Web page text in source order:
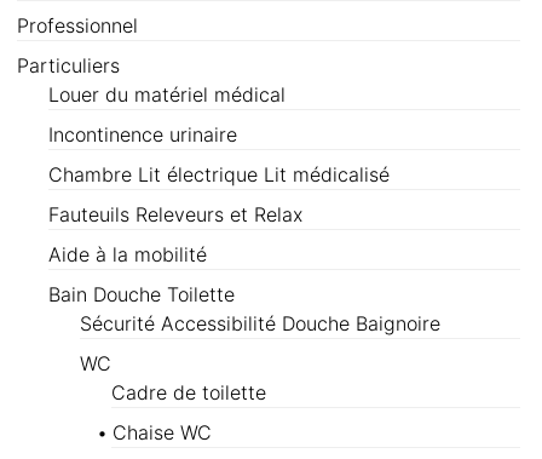
Professionnel
Particuliers
Louer du matériel médical
Incontinence urinaire
Chambre Lit électrique Lit médicalisé
Fauteuils Releveurs et Relax
Aide à la mobilité
Bain Douche Toilette
Sécurité Accessibilité Douche Baignoire
WC
Cadre de toilette
Chaise WC